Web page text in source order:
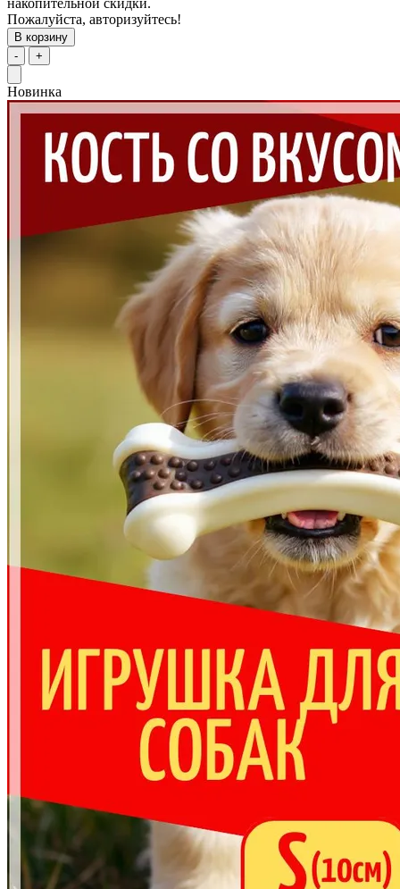
накопительной скидки.
Пожалуйста, авторизуйтесь!
В корзину
-
+
Новинка